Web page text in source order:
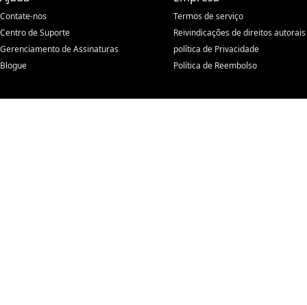
Contate-nos
Centro de Suporte
Gerenciamento de Assinaturas
Blogue
Termos de serviço
Reivindicações de direitos autorais
política de Privacidade
Política de Reembolso